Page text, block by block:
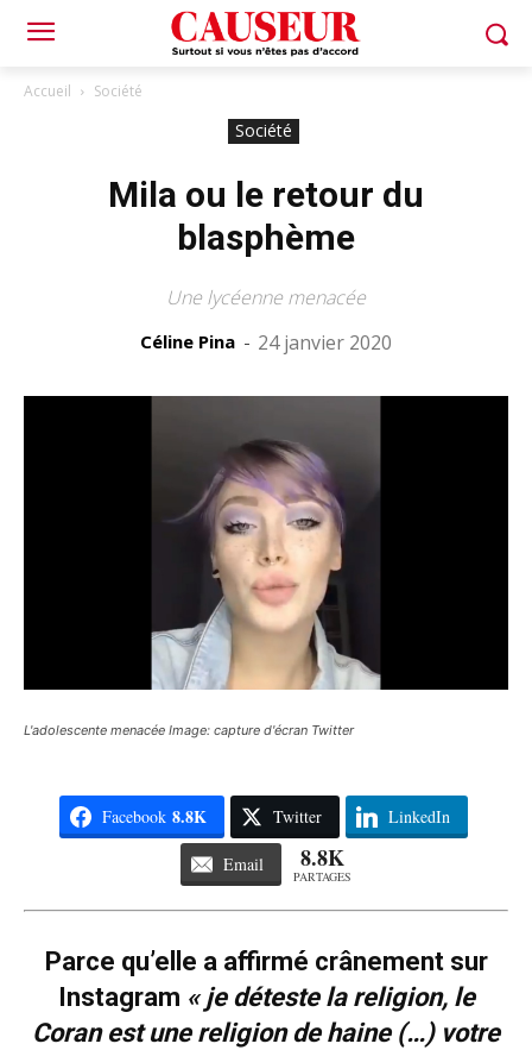
Accueil Société
Société
Mila ou le retour du
blasphème
Une lycéenne menacée
Céline Pina - 24 janvier 2020
L'adolescente menacée Image: capture d'écran Twitter
Facebook 8.8K Twitter LinkedIn
Email 8.8K
PARTAGES
Parce qu’elle a affirmé crânement sur
Instagram « je déteste la religion, le
Coran est une religion de haine (…) votre